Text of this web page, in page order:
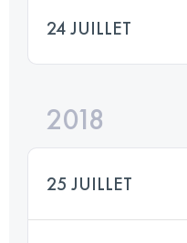
24 JUILLET
2018
25 JUILLET